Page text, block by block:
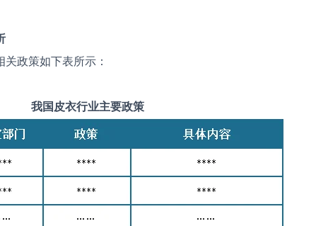
政策如下表所示：
我国皮衣行业主要政策